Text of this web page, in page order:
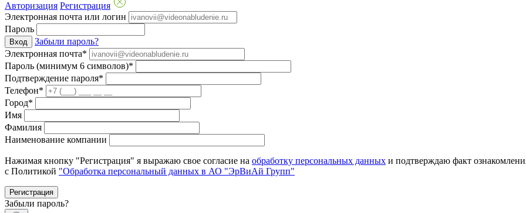
Авторизация Регистрация
Электронная почта или логин
Пароль
Вход
Забыли пароль?
Электронная почта*
Пароль (минимум 6 символов)*
Подтверждение пароля*
Телефон*
Город*
Имя
Фамилия
Наименование компании
Нажимая кнопку "Регистрация" я выражаю свое согласие на обработку персональных данных и подтверждаю факт
с Политикой "Обработка персональный данных в АО "ЭрВиАй Групп"
Регистрация
Забыли пароль?